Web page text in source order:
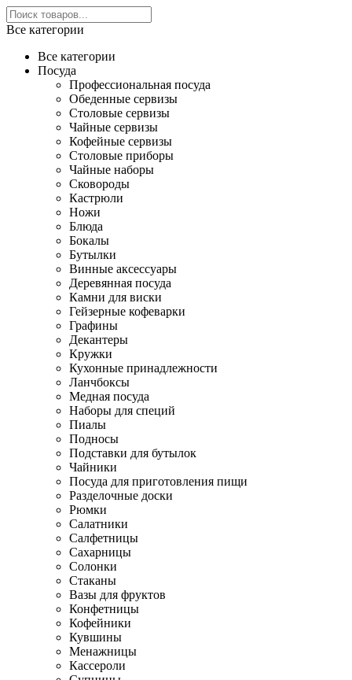
Все категории
Все категории
Посуда
Профессиональная посуда
Обеденные сервизы
Столовые сервизы
Чайные сервизы
Кофейные сервизы
Столовые приборы
Чайные наборы
Сковороды
Кастрюли
Ножи
Блюда
Бокалы
Бутылки
Винные аксессуары
Деревянная посуда
Камни для виски
Гейзерные кофеварки
Графины
Декантеры
Кружки
Кухонные принадлежности
Ланчбоксы
Медная посуда
Наборы для специй
Пиалы
Подносы
Подставки для бутылок
Чайники
Посуда для приготовления пищи
Разделочные доски
Рюмки
Салатники
Салфетницы
Сахарницы
Солонки
Стаканы
Вазы для фруктов
Конфетницы
Кофейники
Кувшины
Менажницы
Кассероли